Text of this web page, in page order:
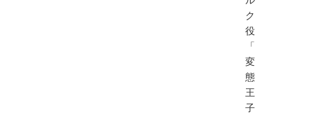
ク
役
「
変
態
王
子